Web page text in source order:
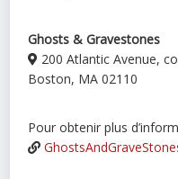
Ghosts & Gravestones
200 Atlantic Avenue,
Boston, MA 02110
Pour obtenir plus